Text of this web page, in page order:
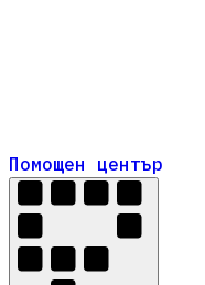
Помощен център
Помощен център